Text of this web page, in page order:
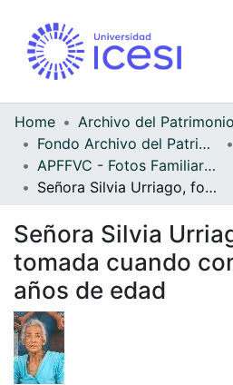
Home
Fondo Archivo del Patrimonio Fotográfico y Fílmico del Valle del Cauca
APFFVC - Fotos Familiares - Patrimonial
Señora Silvia Urriago, foto tomada cuando contaba con 91 años de edad
Señora Silvia
tomada cuando
años de edad